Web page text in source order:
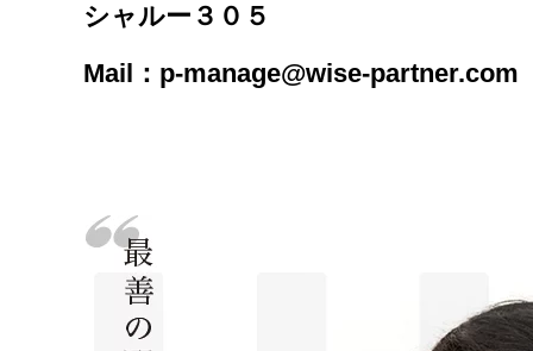
シャルー３０５
Mail：p-manage@wise-partner.com